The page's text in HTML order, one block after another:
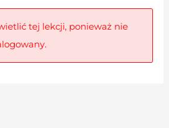
tej lekcji, ponieważ nie